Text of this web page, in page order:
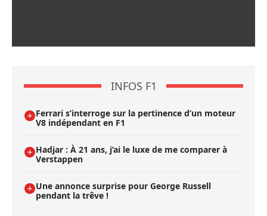
INFOS F1
Ferrari s’interroge sur la pertinence d’un moteur
V8 indépendant en F1
Hadjar : À 21 ans, j’ai le luxe de me comparer à
Verstappen
Une annonce surprise pour George Russell
pendant la trêve !